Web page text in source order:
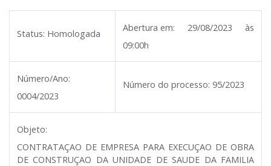
Status: Homologada
Abertura em:
29/08/2023 às
09:00h
Número/Ano:
0004/2023
Número do processo: 95/2023
Objeto:
CONTRATAÇAO DE EMPRESA PARA EXECUÇAO DE OBRA
DE CONSTRUÇAO DA UNIDADE DE SAUDE DA FAMILIA